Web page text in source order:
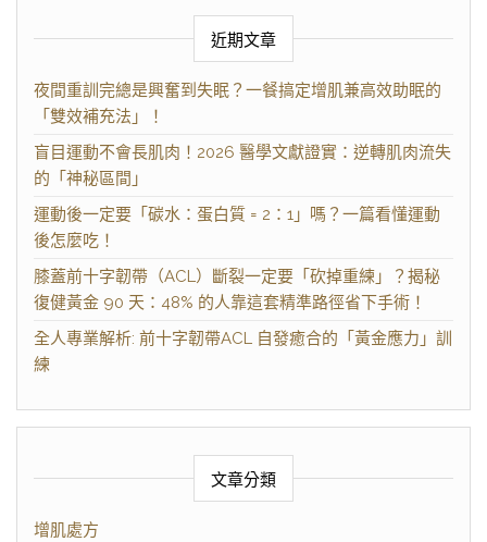
近期文章
夜間重訓完總是興奮到失眠？一餐搞定增肌兼高效助眠的
「雙效補充法」！
盲目運動不會長肌肉！2026 醫學文獻證實：逆轉肌肉流失
的「神秘區間」
運動後一定要「碳水：蛋白質 = 2：1」嗎？一篇看懂運動
後怎麼吃！
膝蓋前十字韌帶（ACL）斷裂一定要「砍掉重練」？揭秘
復健黃金 90 天：48% 的人靠這套精準路徑省下手術！
全人專業解析: 前十字韌帶ACL 自發癒合的「黃金應力」訓
練
文章分類
增肌處方